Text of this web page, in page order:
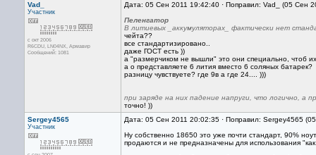
Vad_
Участник
с окт 2006
R6CDU, LN04NX, Армавир
Сообщений: 1081
Дата: 05 Сен 2011 19:42:40 · Поправил: Vad_ (05 Сен
Пеленгатор
В литиевых _аккумуляторах_ фактически нет
чейта??
все стандартизировано..
даже ГОСТ есть ))
а "размерчиком не вышли" это они специально, чтоб
а о представляете 6 лития вместо 6 соляных батарек?
разницу чувствуете? где 9в а где 24.... )))
при заряде на них падение напруги, что логично, а
точно! ))
Sergey4565
Участник
Дата: 05 Сен 2011 20:02:35 · Поправил: Sergey4565
Ну собственно 18650 это уже почти стандарт, 90%
продаются и не предназначены для использования